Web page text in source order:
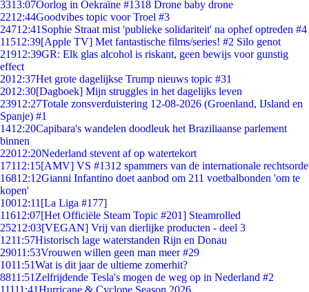
3313:07Oorlog in Oekraïne #1318 Drone baby drone
2212:44Goodvibes topic voor Troel #3
24712:41 Sophie Straat mist 'publieke solidariteit' na ophef optreden #4
11512:39[Apple TV] Met fantastische films/series! #2 Silo genot
21912:39GR: Elk glas alcohol is riskant, geen bewijs voor gunstig
effect
2012:37Het grote dagelijkse Trump nieuws topic #31
2012:30[Dagboek] Mijn struggles in het dagelijks leven
23912:27Totale zonsverduistering 12-08-2026 (Groenland, IJsland en
Spanje) #1
1412:20Capibara's wandelen doodleuk het Braziliaanse parlement
binnen
22012:20Nederland stevent af op watertekort
17112:15[AMV] VS #1312 spammers van de internationale rechtsorde
16812:12Gianni Infantino doet aanbod om 211 voetbalbonden 'om te
kopen'
10012:11 [La Liga #177]
11612:07[Het Officiële Steam Topic #201] Steamrolled
25212:03[VEGAN] Vrij van dierlijke producten - deel 3
1211:57Historisch lage waterstanden Rijn en Donau
29011:53Vrouwen willen geen man meer #29
1011:51Wat is dit jaar de ultieme zomerhit?
8811:51 Zelfrijdende Tesla's mogen de weg op in Nederland #2
11111:41Hurricane & Cyclone Season 2026